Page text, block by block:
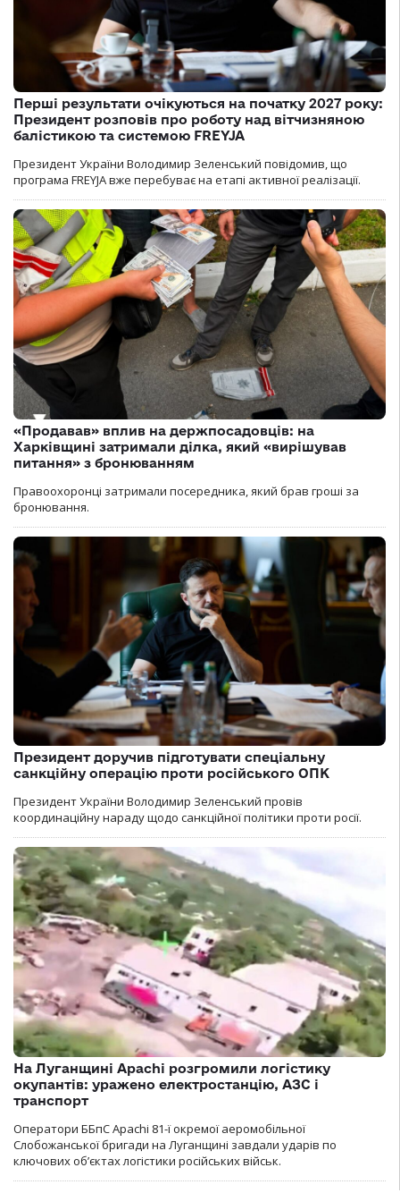
Перші результати очікуються на початку 2027 року:
Президент розповів про роботу над вітчизняною
балістикою та системою FREYJA
Президент України Володимир Зеленський повідомив, що
програма FREYJA вже перебуває на етапі активної реалізації.
«Продавав» вплив на держпосадовців: на
Харківщині затримали ділка, який «вирішував
питання» з бронюванням
Правоохоронці затримали посередника, який брав гроші за
бронювання.
Президент доручив підготувати спеціальну
санкційну операцію проти російського ОПК
Президент України Володимир Зеленський провів
координаційну нараду щодо санкційної політики проти росії.
На Луганщині Apachi розгромили логістику
окупантів: уражено електростанцію, АЗС і
транспорт
Оператори ББпС Apachi 81-ї окремої аеромобільної
Слобожанської бригади на Луганщині завдали ударів по
ключових об’єктах логістики російських військ.